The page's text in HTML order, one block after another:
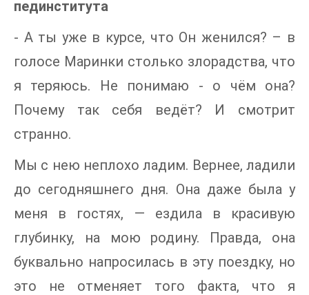
пединститута
- А ты уже в курсе, что Он женился? – в
голосе Маринки столько злорадства, что
я теряюсь. Не понимаю - о чём она?
Почему так себя ведёт? И смотрит
странно.
Мы с нею неплохо ладим. Вернее, ладили
до сегодняшнего дня. Она даже была у
меня в гостях, — ездила в красивую
глубинку, на мою родину. Правда, она
буквально напросилась в эту поездку, но
это не отменяет того факта, что я